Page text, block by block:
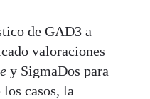
de GAD3 a
valoraciones
y SigmaDos para
casos, la